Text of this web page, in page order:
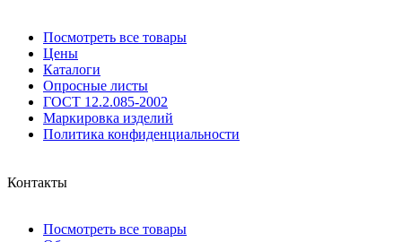
Посмотреть все товары
Цены
Каталоги
Опросные листы
ГОСТ 12.2.085-2002
Маркировка изделий
Политика конфиденциальности
Контакты
Посмотреть все товары